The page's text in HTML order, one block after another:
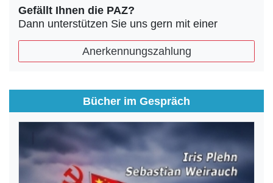
Gefällt Ihnen die PAZ?
Dann unterstützen Sie uns gern mit einer
Anerkennungszahlung
Bücher im Gespräch